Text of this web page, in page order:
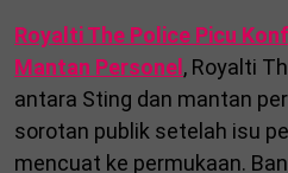
Royalti The Police Picu
Mantan Personel , Royalti
antara Sting dan mantan
sorotan publik setelah isu
mencuat ke permukaan.